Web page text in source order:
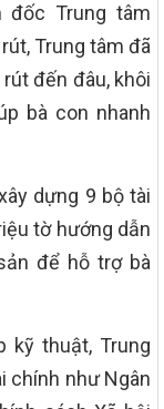
đốc Trung tâm
Trung tâm đã
đến đâu, khôi
bà con nhanh
dựng 9 bộ tài
tờ hướng dẫn
để hỗ trợ bà
kỹ thuật, Trung
chính như Ngân